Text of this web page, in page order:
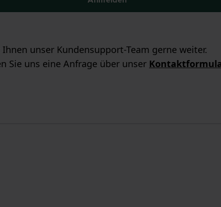
unser Kundensupport-Team gerne weiter.
Sie uns eine Anfrage über unser